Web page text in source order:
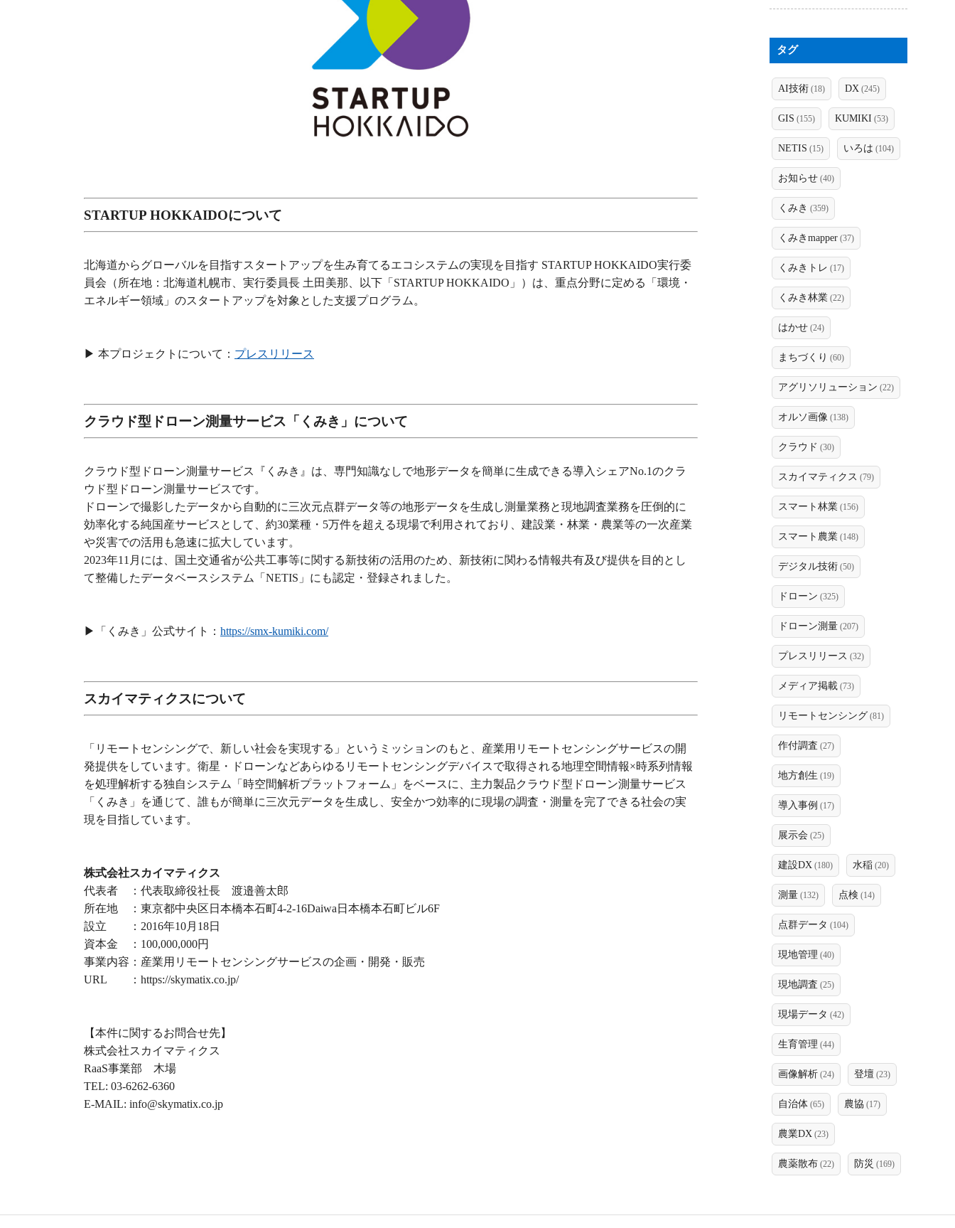
STARTUP HOKKAIDOについて
北海道からグローバルを目指すスタートアップを生み育てるエコシステムの実現を目指す STARTUP HOKKAIDO実行委
員会（所在地：北海道札幌市、実行委員長 土田美那、以下「STARTUP HOKKAIDO」）は、重点分野に定める「環境・
エネルギー領域」のスタートアップを対象とした支援プログラム。
▶︎ 本プロジェクトについて： プレスリリース
クラウド型ドローン測量サービス「くみき」について
クラウド型ドローン測量サービス『くみき』は、専門知識なしで地形データを簡単に生成できる導入シェアNo.1のクラ
ウド型ドローン測量サービスです。
ドローンで撮影したデータから自動的に三次元点群データ等の地形データを生成し測量業務と現地調査業務を圧倒的に
効率化する純国産サービスとして、約30業種・5万件を超える現場で利用されており、建設業・林業・農業等の一次産業
や災害での活用も急速に拡大しています。
2023年11月には、国土交通省が公共工事等に関する新技術の活用のため、新技術に関わる情報共有及び提供を目的とし
て整備したデータベースシステム「NETIS」にも認定・登録されました。
▶︎「くみき」公式サイト： https://smx-kumiki.com/
スカイマティクスについて
「リモートセンシングで、新しい社会を実現する」というミッションのもと、産業用リモートセンシングサービスの開
発提供をしています。衛星・ドローンなどあらゆるリモートセンシングデバイスで取得される地理空間情報×時系列情報
を処理解析する独自システム「時空間解析プラットフォーム」をベースに、主力製品クラウド型ドローン測量サービス
「くみき」を通じて、誰もが簡単に三次元データを生成し、安全かつ効率的に現場の調査・測量を完了できる社会の実
現を目指しています。
株式会社スカイマティクス
代表者 ：代表取締役社長 渡邉善太郎
所在地 ：東京都中央区日本橋本石町4-2-16Daiwa日本橋本石町ビル6F
設立 ：2016年10月18日
資本金 ：100,000,000円
事業内容：産業用リモートセンシングサービスの企画・開発・販売
URL ：https://skymatix.co.jp/
【本件に関するお問合せ先】
株式会社スカイマティクス
RaaS事業部 木場
TEL: 03-6262-6360
E-MAIL: info@skymatix.co.jp
タグ
AI技術 (18) DX (245)
GIS (155) KUMIKI (53)
NETIS (15) いろは (104)
お知らせ (40)
くみき (359)
くみきmapper (37)
くみきトレ (17)
くみき林業 (22)
はかせ (24)
まちづくり (60)
アグリソリューション (22)
オルソ画像 (138)
クラウド (30)
スカイマティクス (79)
スマート林業 (156)
スマート農業 (148)
デジタル技術 (50)
ドローン (325)
ドローン測量 (207)
プレスリリース (32)
メディア掲載 (73)
リモートセンシング (81)
作付調査 (27)
地方創生 (19)
導入事例 (17)
展示会 (25)
建設DX (180) 水稲 (20)
測量 (132) 点検 (14)
点群データ (104)
現地管理 (40)
現地調査 (25)
現場データ (42)
生育管理 (44)
画像解析 (24) 登壇 (23)
自治体 (65) 農協 (17)
農業DX (23)
農薬散布 (22) 防災 (169)